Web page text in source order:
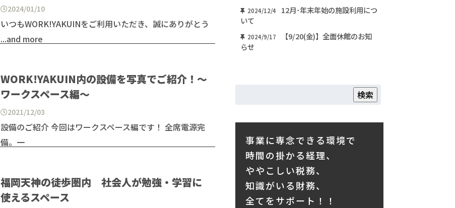
2024/01/10
いつもWORK!YAKUINをご利用いただき、誠にありがとう
...and more
WORK!YAKUIN内の設備を写真でご紹介！～
ワークスペース編～
2021/12/03
設備のご紹介 今回はワークスペース編です！ 全席電源完
備。一
福岡天神の徒歩圏内 社会人が勉強・学習に
使えるスペース
2024/12/4
12月･年末年始の施設利用につ
いて
2024/9/17
【9/20(金)】全面休館のお知
らせ
検索
事業に専念できる環境で
時間の掛かる経理、
ややこしい税務、
知識がいる財務、
全てをサポート！！